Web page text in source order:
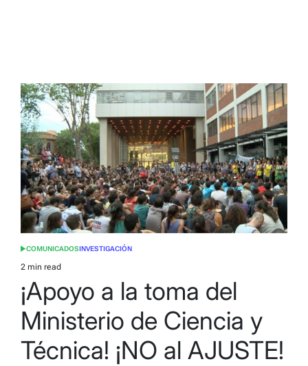
POSTED
IN
COMUNICADOSINVESTIGACIÓN
Estimated
read
time
2 min read
¡Apoyo a la toma del
Ministerio de Ciencia y
Técnica! ¡NO al AJUSTE!